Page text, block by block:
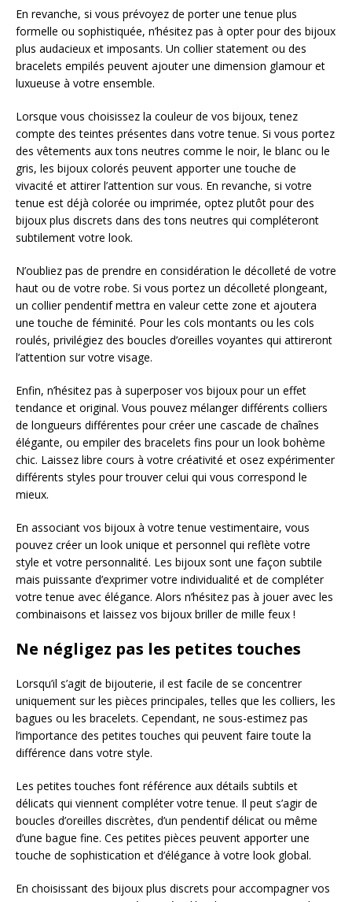
En revanche, si vous prévoyez de porter une tenue plus
formelle ou sophistiquée, n’hésitez pas à opter pour des bijoux
plus audacieux et imposants. Un collier statement ou des
bracelets empilés peuvent ajouter une dimension glamour et
luxueuse à votre ensemble.
Lorsque vous choisissez la couleur de vos bijoux, tenez
compte des teintes présentes dans votre tenue. Si vous portez
des vêtements aux tons neutres comme le noir, le blanc ou le
gris, les bijoux colorés peuvent apporter une touche de
vivacité et attirer l’attention sur vous. En revanche, si votre
tenue est déjà colorée ou imprimée, optez plutôt pour des
bijoux plus discrets dans des tons neutres qui compléteront
subtilement votre look.
N’oubliez pas de prendre en considération le décolleté de votre
haut ou de votre robe. Si vous portez un décolleté plongeant,
un collier pendentif mettra en valeur cette zone et ajoutera
une touche de féminité. Pour les cols montants ou les cols
roulés, privilégiez des boucles d’oreilles voyantes qui attireront
l’attention sur votre visage.
Enfin, n’hésitez pas à superposer vos bijoux pour un effet
tendance et original. Vous pouvez mélanger différents colliers
de longueurs différentes pour créer une cascade de chaînes
élégante, ou empiler des bracelets fins pour un look bohème
chic. Laissez libre cours à votre créativité et osez expérimenter
différents styles pour trouver celui qui vous correspond le
mieux.
En associant vos bijoux à votre tenue vestimentaire, vous
pouvez créer un look unique et personnel qui reflète votre
style et votre personnalité. Les bijoux sont une façon subtile
mais puissante d’exprimer votre individualité et de compléter
votre tenue avec élégance. Alors n’hésitez pas à jouer avec les
combinaisons et laissez vos bijoux briller de mille feux !
Ne négligez pas les petites touches
Lorsqu’il s’agit de bijouterie, il est facile de se concentrer
uniquement sur les pièces principales, telles que les colliers, les
bagues ou les bracelets. Cependant, ne sous-estimez pas
l’importance des petites touches qui peuvent faire toute la
différence dans votre style.
Les petites touches font référence aux détails subtils et
délicats qui viennent compléter votre tenue. Il peut s’agir de
boucles d’oreilles discrètes, d’un pendentif délicat ou même
d’une bague fine. Ces petites pièces peuvent apporter une
touche de sophistication et d’élégance à votre look global.
En choisissant des bijoux plus discrets pour accompagner vos